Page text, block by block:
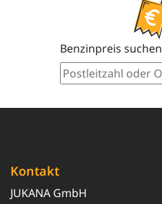
Benzinpreis suchen
Kontakt
JUKANA GmbH